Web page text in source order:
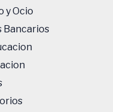
y Ocio
Bancarios